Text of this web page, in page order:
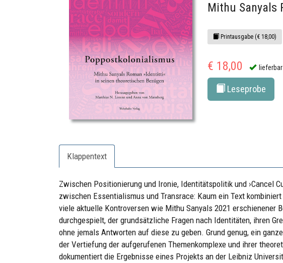
Mithu Sanyals
Printausgabe (€ 18,00)
€ 18,00 lieferbar
Leseprobe
Klappentext
Zwischen Positionierung und Ironie, Identitätspolitik und ›Cancel
zwischen Essentialismus und Transrace: Kaum ein Text
viele aktuelle Kontroversen wie Mithu Sanyals 2021 erschienener
durchgespielt, der grundsätzliche Fragen nach Identitäten, ihren
ohne jemals Antworten auf diese zu geben. Grund genug, ein
der Vertiefung der aufgerufenen Themenkomplexe und ihrer
dokumentiert die Ergebnisse eines Projekts an der Leibniz